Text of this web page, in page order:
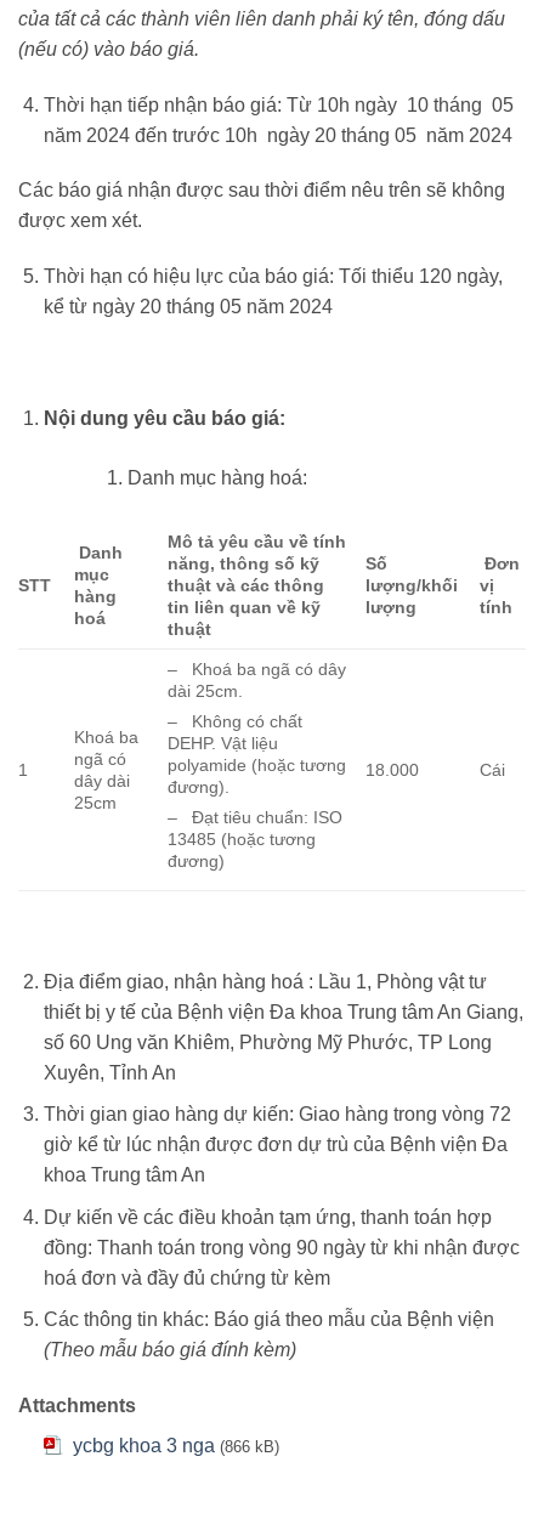
của tất cả các thành viên liên danh phải ký tên, đóng dấu
(nếu có) vào báo giá.
Thời hạn tiếp nhận báo giá: Từ 10h ngày 10 tháng 05
năm 2024 đến trước 10h ngày 20 tháng 05 năm 2024
Các báo giá nhận được sau thời điểm nêu trên sẽ không
được xem xét.
Thời hạn có hiệu lực của báo giá: Tối thiểu 120 ngày,
kể từ ngày 20 tháng 05 năm 2024
Nội dung yêu cầu báo giá:
Danh mục hàng hoá:
STT
Danh
mục
hàng
hoá
Mô tả yêu cầu về tính
năng, thông số kỹ
thuật và các thông
tin liên quan về kỹ
thuật
Số
lượng/khối
lượng
Đơn
vị
tính
1
Khoá ba
ngã có
dây dài
25cm
– Khoá ba ngã có dây
dài 25cm.
– Không có chất
DEHP. Vật liệu
polyamide (hoặc tương
đương).
– Đạt tiêu chuẩn: ISO
13485 (hoặc tương
đương)
18.000 Cái
Địa điểm giao, nhận hàng hoá : Lầu 1, Phòng vật tư
thiết bị y tế của Bệnh viện Đa khoa Trung tâm An Giang,
số 60 Ung văn Khiêm, Phường Mỹ Phước, TP Long
Xuyên, Tỉnh An
Thời gian giao hàng dự kiến: Giao hàng trong vòng 72
giờ kể từ lúc nhận được đơn dự trù của Bệnh viện Đa
khoa Trung tâm An
Dự kiến về các điều khoản tạm ứng, thanh toán hợp
đồng: Thanh toán trong vòng 90 ngày từ khi nhận được
hoá đơn và đầy đủ chứng từ kèm
Các thông tin khác: Báo giá theo mẫu của Bệnh viện
(Theo mẫu báo giá đính kèm)
Attachments
ycbg khoa 3 nga (866 kB)